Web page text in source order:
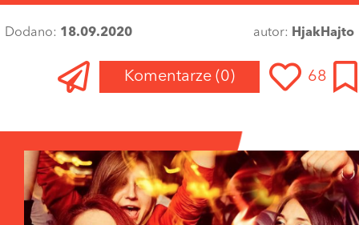
Dodano: 18.09.2020 autor: HjakHajto
Komentarze (0) 68